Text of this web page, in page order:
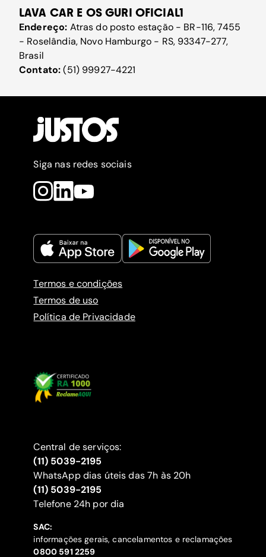
LAVA CAR E OS GURI OFICIAL1
Endereço: Atras do posto estação - BR-116, 7455
- Roselândia, Novo Hamburgo - RS, 93347-277,
Brasil
Contato:(51) 99927-4221
Siga nas redes sociais
Termos e condições
Termos de uso
Política de Privacidade
Central de serviços:
(11) 5039-2195
WhatsApp dias úteis das 7h às 20h
(11) 5039-2195
‍Telefone 24h por dia
SAC:
informações gerais, cancelamentos e reclamações
‍0800 591 2259